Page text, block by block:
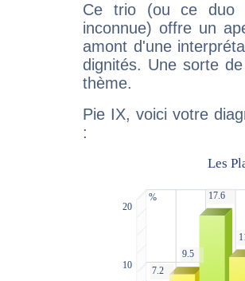
Ce trio (ou ce duo
inconnue) offre un
amont d'une
dignités. Une sorte
thème.
Pie IX, voici votre
: